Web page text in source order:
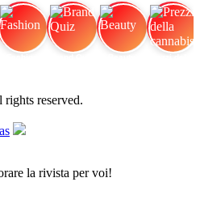
rights reserved.
la rivista per voi!